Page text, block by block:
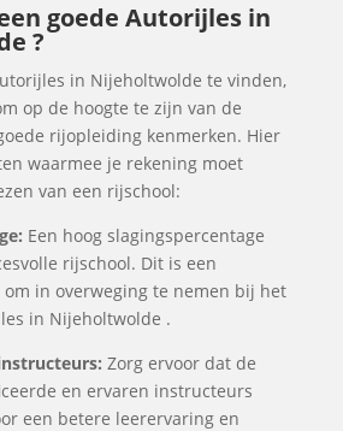
goede Autorijles in
?
in Nijeholtwolde te vinden,
op de hoogte te zijn van de
rijopleiding kenmerken. Hier
waarmee je rekening moet
van een rijschool:
Een hoog slagingspercentage
rijschool. Dit is een
in overweging te nemen bij het
in Nijeholtwolde .
Zorg ervoor dat de
en ervaren instructeurs
een betere leerervaring en